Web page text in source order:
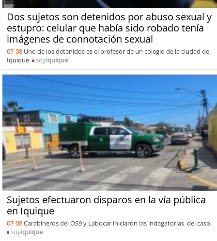
Dos sujetos son detenidos por abuso sexual y
estupro: celular que había sido robado tenía
imágenes de connotación sexual
07-08 Uno de los detenidos es el profesor de un colegio de la ciudad de
Iquique.
soyiquique
Sujetos efectuaron disparos en la vía pública
en Iquique
07-08Carabineros del OS9 y Labocar iniciaron las indagatorias del caso.
soyiquique